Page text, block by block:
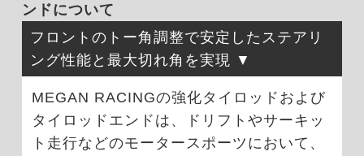
ンドについて
フロントのトー角調整で安定したステアリ
ング性能と最大切れ角を実現
MEGAN RACINGの強化タイロッドおよび
タイロッドエンドは、ドリフトやサーキッ
ト走行などのモータースポーツにおいて、